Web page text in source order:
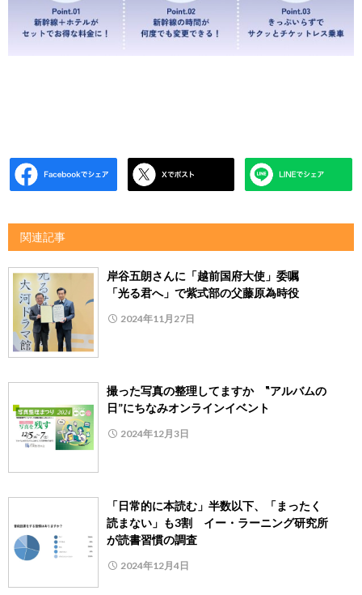
関連記事
岸谷五朗さんに「越前国府大使」委嘱
「光る君へ」で紫式部の父藤原為時役
2024年11月27日
撮った写真の整理してますか ‟アルバムの
日”にちなみオンラインイベント
2024年12月3日
「日常的に本読む」半数以下、「まったく
読まない」も3割 イー・ラーニング研究所
が読書習慣の調査
2024年12月4日